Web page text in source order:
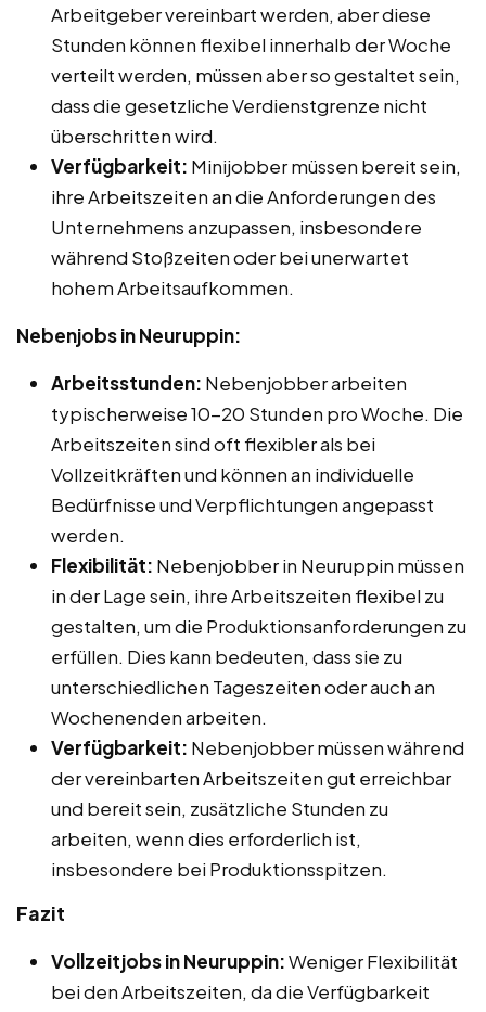
Arbeitgeber vereinbart werden, aber diese
Stunden können flexibel innerhalb der Woche
verteilt werden, müssen aber so gestaltet sein,
dass die gesetzliche Verdienstgrenze nicht
überschritten wird.
Verfügbarkeit: Minijobber müssen bereit sein,
ihre Arbeitszeiten an die Anforderungen des
Unternehmens anzupassen, insbesondere
während Stoßzeiten oder bei unerwartet
hohem Arbeitsaufkommen.
Nebenjobs in Neuruppin:
Arbeitsstunden: Nebenjobber arbeiten
typischerweise 10-20 Stunden pro Woche. Die
Arbeitszeiten sind oft flexibler als bei
Vollzeitkräften und können an individuelle
Bedürfnisse und Verpflichtungen angepasst
werden.
Flexibilität: Nebenjobber in Neuruppin müssen
in der Lage sein, ihre Arbeitszeiten flexibel zu
gestalten, um die Produktionsanforderungen zu
erfüllen. Dies kann bedeuten, dass sie zu
unterschiedlichen Tageszeiten oder auch an
Wochenenden arbeiten.
Verfügbarkeit: Nebenjobber müssen während
der vereinbarten Arbeitszeiten gut erreichbar
und bereit sein, zusätzliche Stunden zu
arbeiten, wenn dies erforderlich ist,
insbesondere bei Produktionsspitzen.
Fazit
Vollzeitjobs in Neuruppin:Weniger Flexibilität
bei den Arbeitszeiten, da die Verfügbarkeit